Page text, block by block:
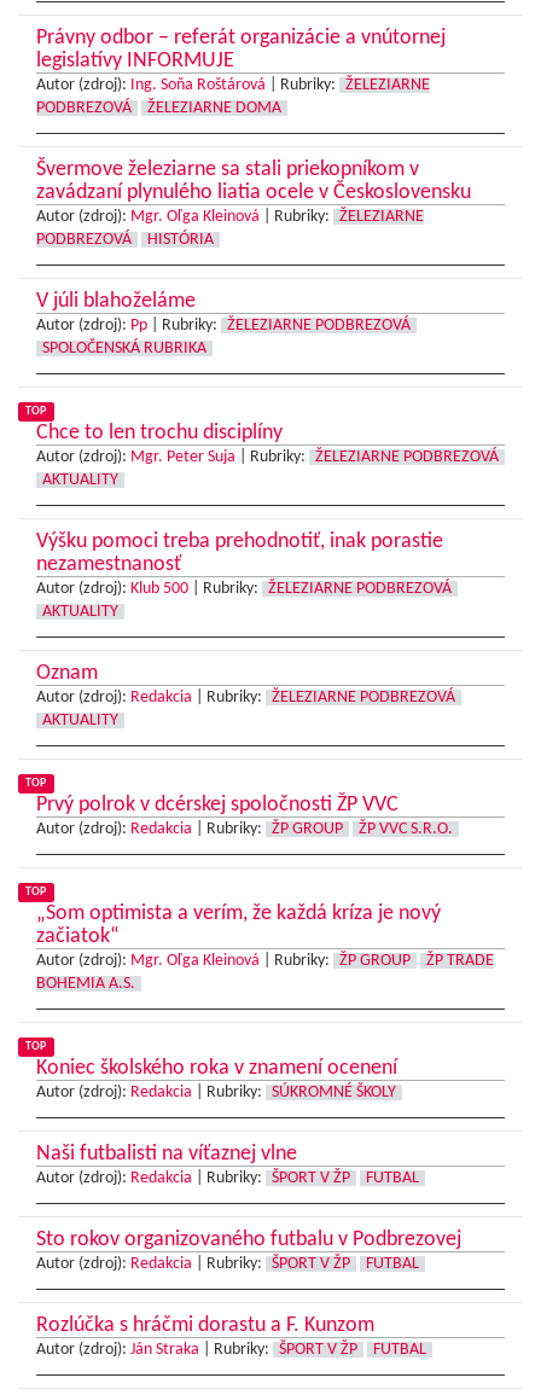
Právny odbor – referát organizácie a vnútornej
legislatívy INFORMUJE
Autor (zdroj): Ing. Soňa Roštárová Rubriky:
ŽELEZIARNE
PODBREZOVÁ
ŽELEZIARNE DOMA
Švermove železiarne sa stali priekopníkom v
zavádzaní plynulého liatia ocele v Československu
Autor (zdroj): Mgr. Oľga Kleinová Rubriky:
ŽELEZIARNE
PODBREZOVÁ
HISTÓRIA
V júli blahoželáme
Autor (zdroj): Pp Rubriky:
ŽELEZIARNE PODBREZOVÁ
SPOLOČENSKÁ RUBRIKA
TOP
Chce to len trochu disciplíny
Autor (zdroj): Mgr. Peter Suja Rubriky:
ŽELEZIARNE PODBREZOVÁ
AKTUALITY
Výšku pomoci treba prehodnotiť, inak porastie
nezamestnanosť
Autor (zdroj): Klub 500 Rubriky:
ŽELEZIARNE PODBREZOVÁ
AKTUALITY
Oznam
Autor (zdroj): Redakcia Rubriky:
ŽELEZIARNE PODBREZOVÁ
AKTUALITY
TOP
Prvý polrok v dcérskej spoločnosti ŽP VVC
Autor (zdroj): Redakcia Rubriky: ŽP GROUP ŽP VVC S.R.O.
TOP
„Som optimista a verím, že každá kríza je nový
začiatok“
Autor (zdroj): Mgr. Oľga Kleinová Rubriky: ŽP GROUP
ŽP TRADE
BOHEMIA A.S.
TOP
Koniec školského roka v znamení ocenení
Autor (zdroj): Redakcia Rubriky: SÚKROMNÉ ŠKOLY
Naši futbalisti na víťaznej vlne
Autor (zdroj): Redakcia Rubriky: ŠPORT V ŽP FUTBAL
Sto rokov organizovaného futbalu v Podbrezovej
Autor (zdroj): Redakcia Rubriky: ŠPORT V ŽP FUTBAL
Rozlúčka s hráčmi dorastu a F. Kunzom
Autor (zdroj): Ján Straka Rubriky: ŠPORT V ŽP FUTBAL